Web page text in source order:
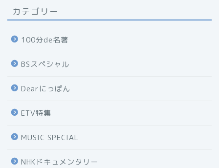
カテゴリー
100分de名著
BSスペシャル
Dearにっぽん
ETV特集
MUSIC SPECIAL
NHKドキュメンタリー